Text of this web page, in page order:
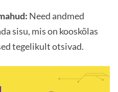
Need andmed
sisu, mis on kooskõlas
tegelikult otsivad.